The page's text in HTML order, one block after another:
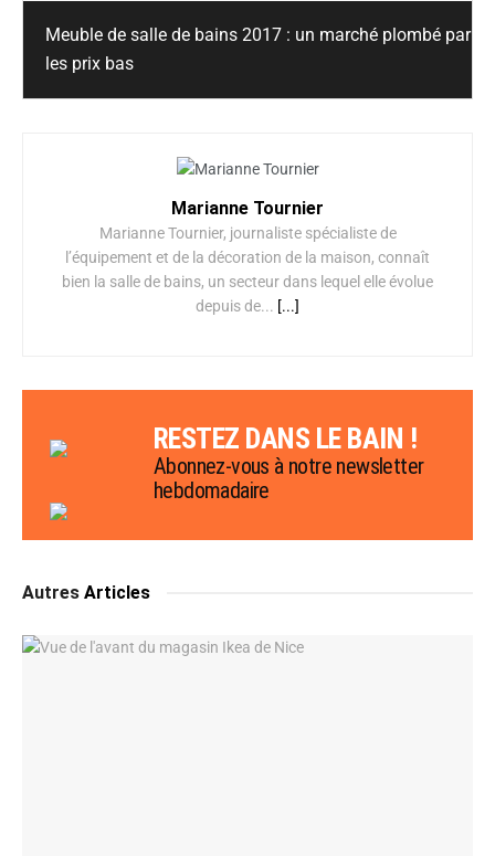
Meuble de salle de bains 2017 : un marché plombé par
les prix bas
Marianne Tournier
Marianne Tournier, journaliste spécialiste de
l’équipement et de la décoration de la maison, connaît
bien la salle de bains, un secteur dans lequel elle évolue
depuis de... [...]
RESTEZ DANS LE BAIN !
Abonnez-vous à notre newsletter
hebdomadaire
Autres Articles